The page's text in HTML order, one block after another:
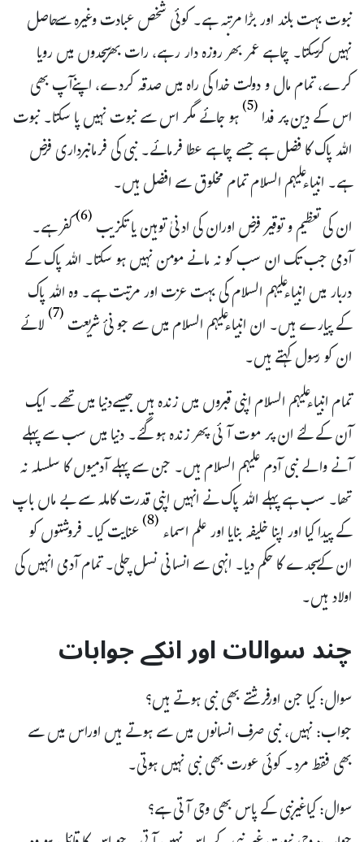
نبوت بہت بلند اور بڑا مرتبہ ہے۔ کوئی شخص عبادت وغیرہ سےحاصل
نہیں کرسکتا۔ چاہے عمر بھر روزہ دار رہے، رات بھرسجدوں میں رویا
کرے، تمام مال و دولت خدا کی راہ میں صدقہ کردے، اپنےآپ بھی
اس کے دین پر فدا(5) ہو جائے مگر اس سے نبوت نہیں پا سکتا۔ نبوت
اللہ پاک کا فضل ہے جسے چاہے عطا فرمائے۔ نبی کی فرمانبرداری فرض
ہے۔ انبیاءعلیہم السلام تمام مخلوق سے افضل ہیں۔
ان کی تعظیم و توقیر فرض اوران کی ادنیٰ توہین یا تکزیب(6) کفر ہے۔
آدمی جب تک ان سب کو نہ مانے مومن نہیں ہو سکتا۔ اللہ پاک کے
دربار میں انبیاءعلیہم السلام کی بہت عزت اور مرتبت ہے۔ وہ اللہ پاک
کے پیارے ہیں۔ ان انبیاءعلیہم السلام میں سے جو نئ شریعت(7) لائے
ان کو رسول کہتے ہیں۔
تمام انبیاءعلیہم السلام اپنی قبروں میں زندہ ہیں جیسےدنیا میں تھے۔ ایک
آن کے لئے ان پر موت آئی پھر زندہ ہو گئے۔ دنیا میں سب سے پہلے
آنے والے نبی آدم علیہم السلام ہیں۔ جن سے پہلے آدمیوں کا سلسلہ نہ
تھا۔ سب ہے پہلے اللہ پاک نے انہیں اپنی قدرت کاملہ سے بے ماں باپ
کے پیدا کیا اور اپنا خلیفہ بنایا اور علم اسماء(8) عنایت کیا۔ فروشتوں کو
ان کےسجدے کا حکم دیا۔ انہی سے انسانی نسل چلی۔ تمام آدمی انہیں کی
اولاد ہیں۔
چند سوالات اور انکے جوابات
سوال: کیا جن اورفرشتے بھی نبی ہوتے ہیں؟
جواب: نہیں، نبی صرف انسانوں میں سے ہوتے ہیں اوراس میں سے
بھی فقط مرد۔ کوئی عورت بھی نبی نہیں ہوتی۔
سوال: کیاغیرنبی کے پاس بھی وحی آتی ہے؟